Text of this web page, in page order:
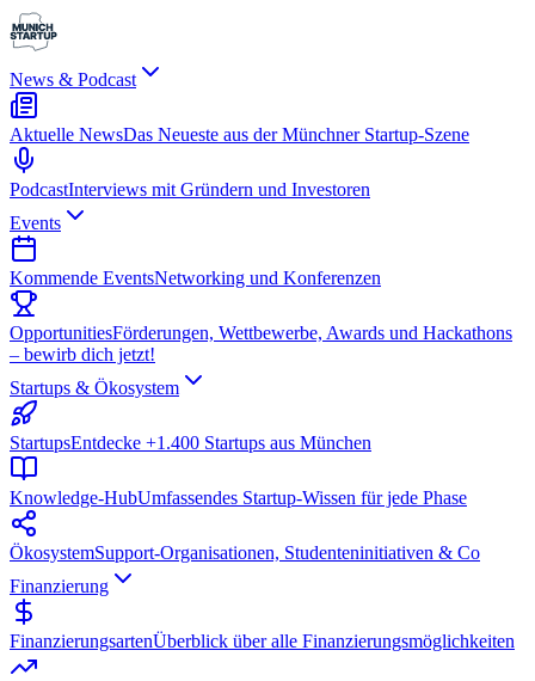
News & Podcast
Aktuelle NewsDas Neueste aus der Münchner Startup-Szene
PodcastInterviews mit Gründern und Investoren
Events
Kommende EventsNetworking und Konferenzen
OpportunitiesFörderungen, Wettbewerbe, Awards und Hackathons
– bewirb dich jetzt!
Startups & Ökosystem
StartupsEntdecke +1.400 Startups aus München
Knowledge-HubUmfassendes Startup-Wissen für jede Phase
ÖkosystemSupport-Organisationen, Studenteninitiativen & Co
Finanzierung
FinanzierungsartenÜberblick über alle Finanzierungsmöglichkeiten